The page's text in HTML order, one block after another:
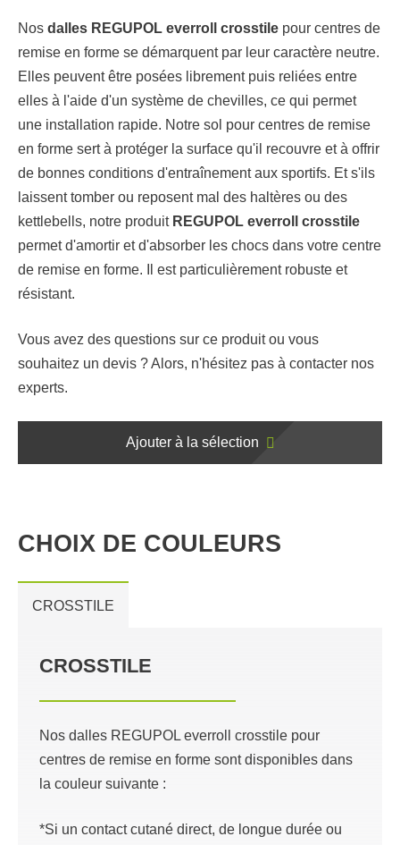
Nos dalles REGUPOL everroll crosstile pour centres de
remise en forme se démarquent par leur caractère neutre.
Elles peuvent être posées librement puis reliées entre
elles à l'aide d'un système de chevilles, ce qui permet
une installation rapide. Notre sol pour centres de remise
en forme sert à protéger la surface qu'il recouvre et à offrir
de bonnes conditions d'entraînement aux sportifs. Et s'ils
laissent tomber ou reposent mal des haltères ou des
kettlebells, notre produit REGUPOL everroll crosstile
permet d'amortir et d'absorber les chocs dans votre centre
de remise en forme. Il est particulièrement robuste et
résistant.
Vous avez des questions sur ce produit ou vous
souhaitez un devis ? Alors, n'hésitez pas à contacter nos
experts.
Ajouter à la sélection
CHOIX DE COULEURS
CROSSTILE
CROSSTILE
Nos dalles REGUPOL everroll crosstile pour
centres de remise en forme sont disponibles dans
la couleur suivante :
*Si un contact cutané direct, de longue durée ou